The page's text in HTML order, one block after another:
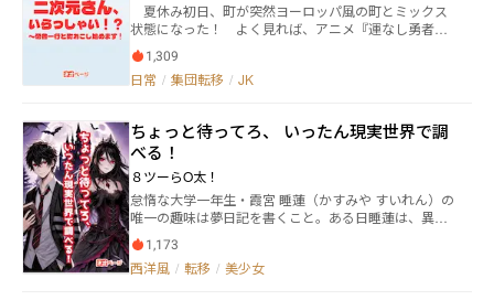
夏休み初日、町が突然ヨーロッパ風の町とミックス
状態になった！ よく見れば、アニメ『運なし勇者』
に出てきた町そのもの！？ しかも住人だけでなく、
魔族討伐の旅の途中の勇者一行まで転移して来た！
二次元とミックスした町はまたたく間にSNSで話題に
ァンミーティングだ！？ 状況に慣れたと思ったら、
今度は『ライオン嬢』のキャラまで転移して来ちゃっ
て、テレビ局のロケ中に乱入！？ でも、なんだかん
だで和気藹々 盆踊り祭もファンサで大成功！ 町お
こしは平和に続いていく……はずだった。 謎の魔族
の子供と、突然現れた魔王城。そしてあの人が裏切
り！？ そのおかげで町は大ピンチに！ ところが、
ピンチはそれだけじゃなかった！ 大変な問題まで発
覚して、どうなる町おこし！？ ※サブジャンル【都市
1,309
日常 / 集団転移 / JK
ちょっと待ってろ、 いったん現実世界で調
べる！
８ツーらO太！
怠惰な大学一年生・霞宮 睡蓮（かすみや すいれん）の
唯一の趣味は夢日記を書くこと。ある日睡蓮は、異世
界"ネム＝ファリア"の夢を繰り返し見ていると気づ
く。夢の中で彼は、勇者に討たれそうな魔族の姫・リ
ュミエと出会う。争いを望まないリュミエを救うた
1,173
西洋風 / 転移 / 美少女